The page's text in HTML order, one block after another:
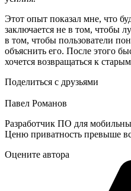
Этот опыт показал мне, что
заключается не в том, чтобы
в том, чтобы пользователи
объяснить его. После этого
хочется возвращаться к
Поделиться с друзьями
Павел Романов
Разработчик ПО для
Ценю приватность превыше
Оцените автора